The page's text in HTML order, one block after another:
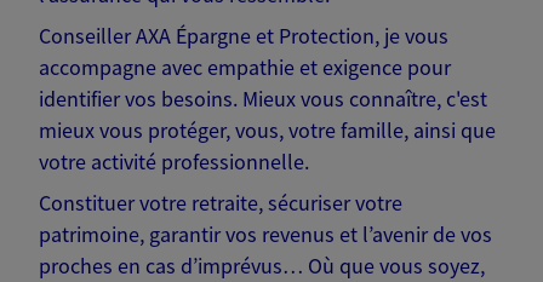
Conseiller AXA Épargne et Protection, je vous
accompagne avec empathie et exigence pour
identifier vos besoins. Mieux vous connaître, c'est
mieux vous protéger, vous, votre famille, ainsi que
votre activité professionnelle.
Constituer votre retraite, sécuriser votre
patrimoine, garantir vos revenus et l’avenir de vos
proches en cas d’imprévus… Où que vous soyez,